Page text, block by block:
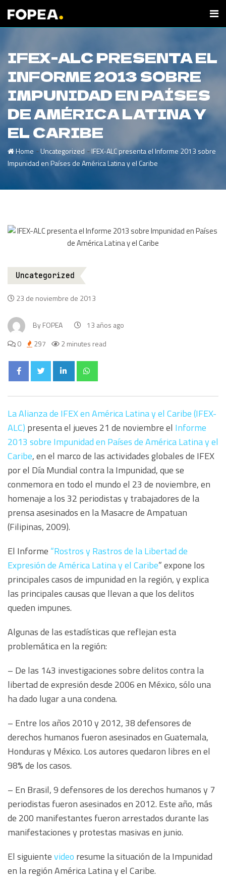
IFEX-ALC PRESENTA EL
INFORME 2013 SOBRE
IMPUNIDAD EN PAÍSES
DE AMÉRICA LATINA Y
EL CARIBE
Home -Uncategorized -IFEX-ALC presenta el Informe 2013 sobre
Impunidad en Países de América Latina y el Caribe
Uncategorized
23 de noviembre de 2013
ByFOPEA
13 años ago
0
297 2 minutes read
La Alianza de IFEX en América Latina y el Caribe (IFEX-
ALC) presenta el jueves 21 de noviembre el Informe
2013 sobre Impunidad en Países de América Latina y el
Caribe, en el marco de las actividades globales de IFEX
por el Día Mundial contra la Impunidad, que se
conmemora en todo el mundo el 23 de noviembre, en
homenaje a los 32 periodistas y trabajadores de la
prensa asesinados en la Masacre de Ampatuan
(Filipinas, 2009).
El Informe “Rostros y Rastros de la Libertad de
Expresión de América Latina y el Caribe” expone los
principales casos de impunidad en la región, y explica
las principales causas que llevan a que los delitos
queden impunes.
Algunas de las estadísticas que reflejan esta
problemática en la región:
– De las 143 investigaciones sobre delitos contra la
libertad de expresión desde 2006 en México, sólo una
ha dado lugar a una condena.
– Entre los años 2010 y 2012, 38 defensores de
derechos humanos fueron asesinados en Guatemala,
Honduras y México. Los autores quedaron libres en el
98% de los casos.
– En Brasil, 9 defensores de los derechos humanos y 7
periodistas fueron asesinados en 2012. Este año, más
de 200 manifestantes fueron arrestados durante las
manifestaciones y protestas masivas en junio.
El siguientevideo resume la situación de la Impunidad
en la región América Latina y el Caribe.